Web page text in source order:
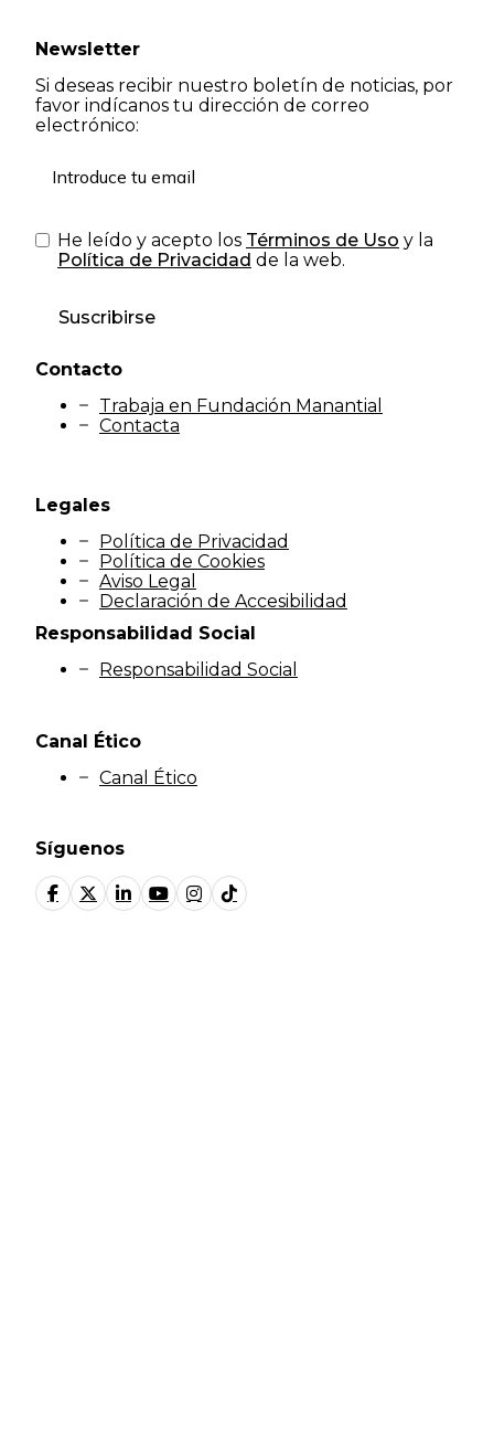
Newsletter
Si deseas recibir nuestro boletín de noticias, por
favor indícanos tu dirección de correo
electrónico:
He leído y acepto los Términos de Uso y la
Política de Privacidad de la web.
Suscribirse
Contacto
Trabaja en Fundación Manantial
Contacta
Legales
Política de Privacidad
Política de Cookies
Aviso Legal
Declaración de Accesibilidad
Síguenos
Responsabilidad Social
Responsabilidad Social
Canal Ético
Canal Ético